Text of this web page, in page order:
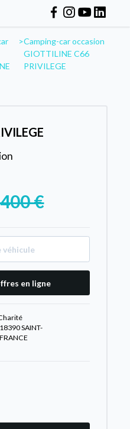
>Camping-car occasion
GIOTTILINE C66
PRIVILEGE
€
véhicule
en ligne
SAINT-